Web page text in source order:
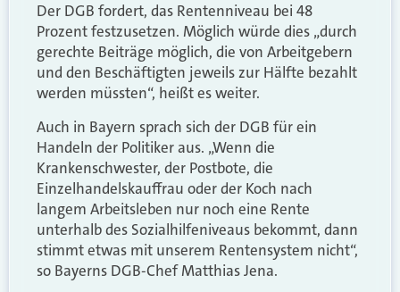
Der DGB fordert, das Rentenniveau bei 48
Prozent festzusetzen. Möglich würde dies „durch
gerechte Beiträge möglich, die von Arbeitgebern
und den Beschäftigten jeweils zur Hälfte bezahlt
werden müssten“, heißt es weiter.
Auch in Bayern sprach sich der DGB für ein
Handeln der Politiker aus. „Wenn die
Krankenschwester, der Postbote, die
Einzelhandelskauffrau oder der Koch nach
langem Arbeitsleben nur noch eine Rente
unterhalb des Sozialhilfeniveaus bekommt, dann
stimmt etwas mit unserem Rentensystem nicht“,
so Bayerns DGB-Chef Matthias Jena.